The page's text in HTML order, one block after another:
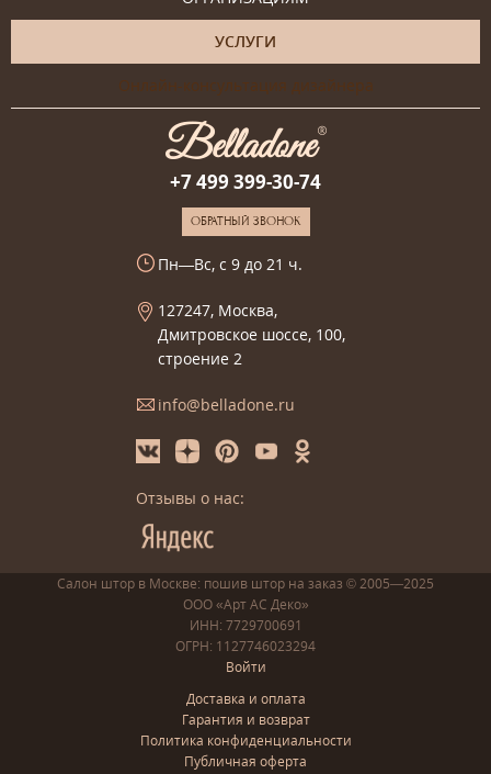
УСЛУГИ
Онлайн-консультация дизайнера
+7 499 399-30-74
ОБРАТНЫЙ ЗВОНОК
Пн—Вс, с 9 до 21 ч.
127247, Москва,
Дмитровское шоссе, 100,
строение 2
info@belladone.ru
Отзывы о нас:
Салон штор в Москве: пошив штор на заказ © 2005—2025
ООО «Арт АС Деко»
ИНН: 7729700691
ОГРН: 1127746023294
Войти
Доставка и оплата
Гарантия и возврат
Политика конфиденциальности
Публичная оферта